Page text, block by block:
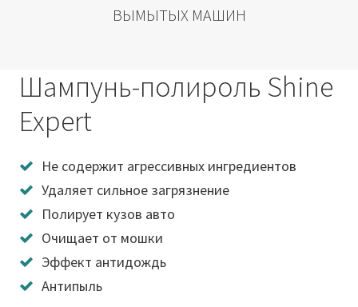
ВЫМЫТЫХ МАШИН
Шампунь-полироль Shine
Expert
Не содержит агрессивных ингредиентов
Удаляет сильное загрязнение
Полирует кузов авто
Очищает от мошки
Эффект антидождь
Антипыль